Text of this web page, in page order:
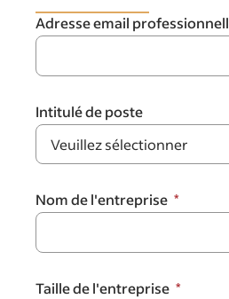
Adresse email
Intitulé de poste
Nom de l'entreprise
Taille de l'entreprise